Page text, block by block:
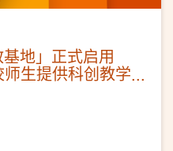
基地」正式启用
生提供科创教学